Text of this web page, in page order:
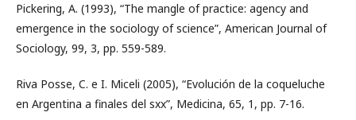
Pickering, A. (1993), “The mangle of practice: agency and
emergence in the sociology of science”, American Journal of
Sociology, 99, 3, pp. 559-589.
Riva Posse, C. e I. Miceli (2005), “Evolución de la coqueluche
en Argentina a finales del sxx”, Medicina, 65, 1, pp. 7-16.